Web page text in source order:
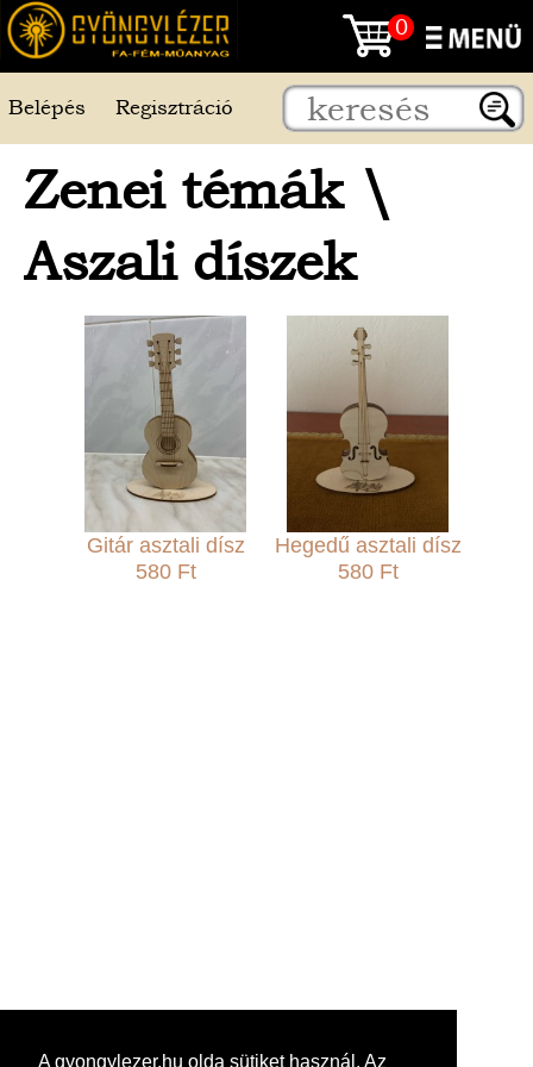
A gyongylezer.hu olda sütiket használ. Az
Belépés Regisztráció
0
Zenei témák\
Aszali díszek
Gitár asztali dísz
580 Ft
Hegedű asztali dísz
580 Ft